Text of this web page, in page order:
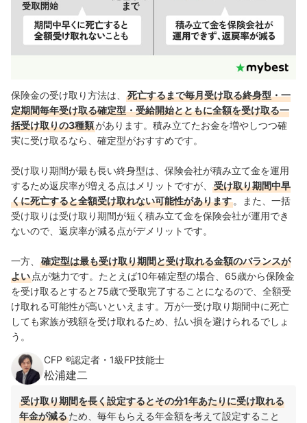
保険金の受け取り方法は、
死亡するまで毎月受け取る終身型・一
定期間毎年受け取る確定型・受給開始とともに全額を受け取る一
括受け取りの3種類があります。積み立てたお金を増やしつつ確
実に受け取るなら、確定型がおすすめです。
受け取り期間が最も長い終身型は、保険会社が積み立て金を運用
するため返戻率が増える点はメリットですが、
受け取り期間中早
くに死亡すると全額受け取れない可能性があります 。また、一括
受け取りは受け取り期間が短く積み立て金を保険会社が運用でき
ないので、返戻率が減る点がデメリットです。
一方、
確定型は最も受け取り期間と受け取れる金額のバランスが
よい 点が魅力です。たとえば10年確定型の場合、65歳から保険金
を受け取るとすると75歳で受取完了することになるので、全額受
け取れる可能性が高いといえます。万が一受け取り期間中に死亡
しても家族が残額を受け取れるため、払い損を避けられるでしょ
う。
CFP ®認定者・1級FP技能士
松浦建二
受け取り期間を長く設定するとその分1年あたりに受け取れる
年金が減るため、毎年もらえる年金額を考えて設定すること